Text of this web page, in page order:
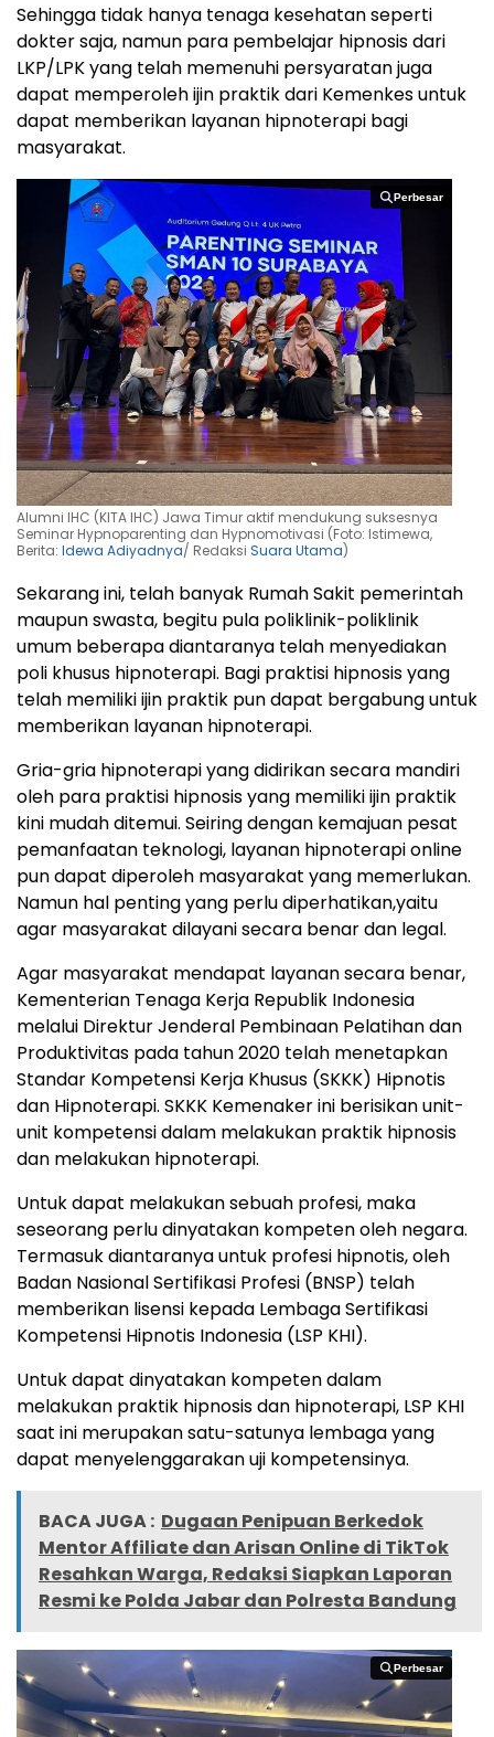
Sehingga tidak hanya tenaga kesehatan seperti
dokter saja, namun para pembelajar hipnosis dari
LKP/LPK yang telah memenuhi persyaratan juga
dapat memperoleh ijin praktik dari Kemenkes untuk
dapat memberikan layanan hipnoterapi bagi
masyarakat.
Perbesar
Perbesar
Alumni IHC (KITA IHC) Jawa Timur aktif mendukung suksesnya
Seminar Hypnoparenting dan Hypnomotivasi (Foto: Istimewa,
Berita: Idewa Adiyadnya/ Redaksi Suara Utama)
Sekarang ini, telah banyak Rumah Sakit pemerintah
maupun swasta, begitu pula poliklinik-poliklinik
umum beberapa diantaranya telah menyediakan
poli khusus hipnoterapi. Bagi praktisi hipnosis yang
telah memiliki ijin praktik pun dapat bergabung untuk
memberikan layanan hipnoterapi.
Gria-gria hipnoterapi yang didirikan secara mandiri
oleh para praktisi hipnosis yang memiliki ijin praktik
kini mudah ditemui. Seiring dengan kemajuan pesat
pemanfaatan teknologi, layanan hipnoterapi online
pun dapat diperoleh masyarakat yang memerlukan.
Namun hal penting yang perlu diperhatikan,yaitu
agar masyarakat dilayani secara benar dan legal.
Agar masyarakat mendapat layanan secara benar,
Kementerian Tenaga Kerja Republik Indonesia
melalui Direktur Jenderal Pembinaan Pelatihan dan
Produktivitas pada tahun 2020 telah menetapkan
Standar Kompetensi Kerja Khusus (SKKK) Hipnotis
dan Hipnoterapi. SKKK Kemenaker ini berisikan unit-
unit kompetensi dalam melakukan praktik hipnosis
dan melakukan hipnoterapi.
Untuk dapat melakukan sebuah profesi, maka
seseorang perlu dinyatakan kompeten oleh negara.
Termasuk diantaranya untuk profesi hipnotis, oleh
Badan Nasional Sertifikasi Profesi (BNSP) telah
memberikan lisensi kepada Lembaga Sertifikasi
Kompetensi Hipnotis Indonesia (LSP KHI).
Untuk dapat dinyatakan kompeten dalam
melakukan praktik hipnosis dan hipnoterapi, LSP KHI
saat ini merupakan satu-satunya lembaga yang
dapat menyelenggarakan uji kompetensinya.
BACA JUGA : Dugaan Penipuan Berkedok
Mentor Affiliate dan Arisan Online di TikTok
Resahkan Warga, Redaksi Siapkan Laporan
Resmi ke Polda Jabar dan Polresta Bandung
Perbesar
Perbesar